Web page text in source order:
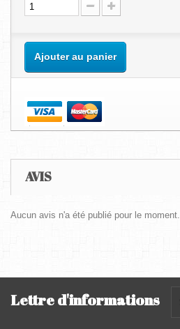
Ajouter au panier
AVIS
Aucun avis n'a été publié pour le moment.
Lettre d'informations